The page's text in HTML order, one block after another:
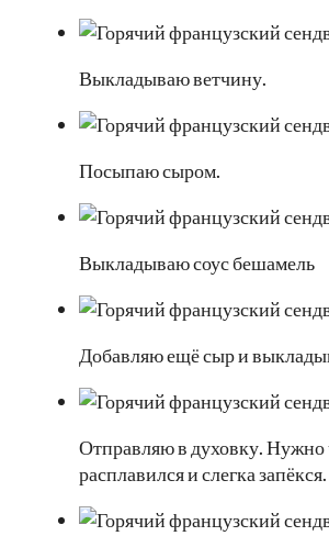
Выкладываю ветчину.
Посыпаю сыром.
Выкладываю соус бешамель
Добавляю ещё сыр и
Отправляю в духовку. Нужно
расплавился и слегка запёкся.